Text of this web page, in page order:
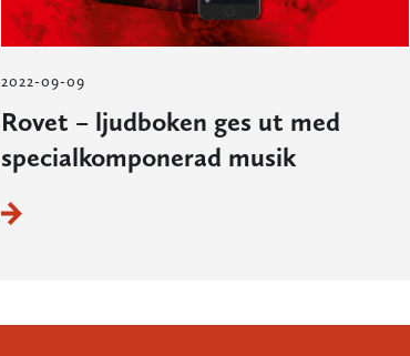
2022-09-09
Rovet – ljudboken ges ut med
specialkomponerad musik